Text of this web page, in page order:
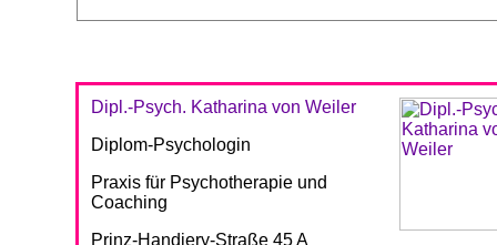
Dipl.-Psych. Katharina von Weiler
Diplom-Psychologin
Praxis für Psychotherapie und
Coaching
Prinz-Handjery-Straße 45 A